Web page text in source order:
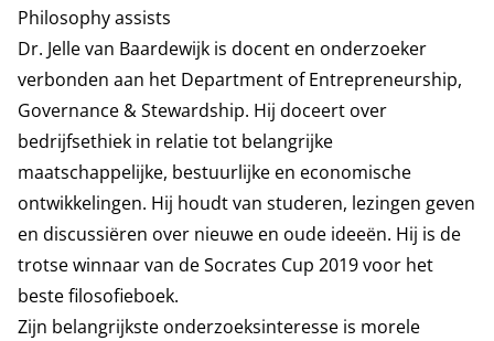
Philosophy assists
Dr. Jelle van Baardewijk is docent en onderzoeker
verbonden aan het Department of Entrepreneurship,
Governance & Stewardship. Hij doceert over
bedrijfsethiek in relatie tot belangrijke
maatschappelijke, bestuurlijke en economische
ontwikkelingen. Hij houdt van studeren, lezingen geven
en discussiëren over nieuwe en oude ideeën. Hij is de
trotse winnaar van de Socrates Cup 2019 voor het
beste filosofieboek.
Zijn belangrijkste onderzoeksinteresse is morele